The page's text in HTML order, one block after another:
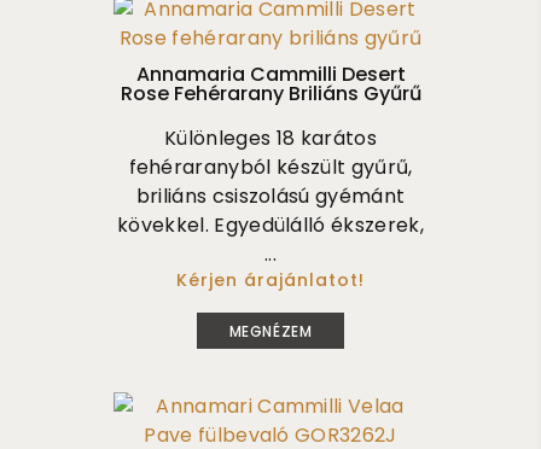
Annamaria Cammilli Desert
Rose Fehérarany Briliáns Gyűrű
Különleges 18 karátos
fehéraranyból készült gyűrű,
briliáns csiszolású gyémánt
kövekkel. Egyedülálló ékszerek,
...
Kérjen árajánlatot!
MEGNÉZEM